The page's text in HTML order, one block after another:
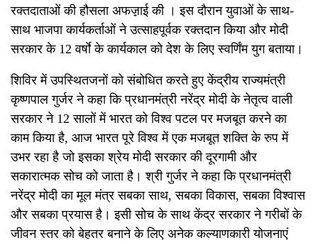
रक्तदाताओं की हौसला अफज़़ाई की । इस दौरान युवाओं के साथ-
साथ भाजपा कार्यकर्ताओं ने उत्साहपूर्वक रक्तदान किया और मोदी
सरकार के 12 वर्षाे के कार्यकाल को देश के लिए स्वर्णिंम युग बताया।
शिविर में उपस्थितजनों को संबोधित करते हुए केंद्रीय राज्यमंत्री
कृष्णपाल गुर्जर ने कहा कि प्रधानमंत्री नरेंद्र मोदी के नेतृत्व वाली
सरकार ने 12 सालों में भारत को विश्व पटल पर मजबूत करने का
काम किया है, आज भारत पूरे विश्व में एक मजबूत शक्ति के रुप में
उभर रहा है जो इसका श्रेय मोदी सरकार की दूरगामी और
सकारात्मक सोच को जाता है। श्री गुर्जर ने कहा कि प्रधानमंत्री
नरेंद्र मोदी का मूल मंत्र सबका साथ, सबका विकास, सबका विश्वास
और सबका प्रयास है। इसी सोच के साथ केंद्र सरकार ने गरीबों के
जीवन स्तर को बेहतर बनाने के लिए अनेक कल्याणकारी योजनाएं